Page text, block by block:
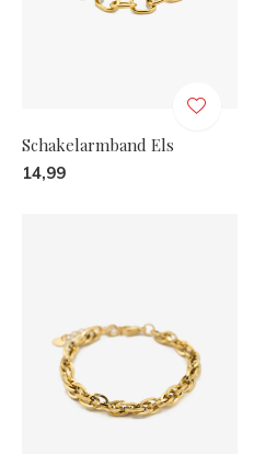
Schakelarmband Els
14,99